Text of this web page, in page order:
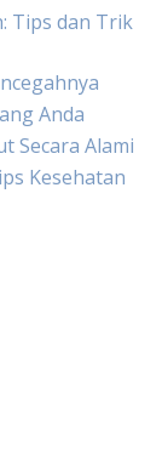
Tips dan Trik
Anda
Secara Alami
Kesehatan